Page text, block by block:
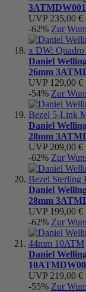
3ATM
UVP 235,00 €
-62% Zur
Daniel
26mm 3ATM
UVP 129,00 €
-54% Zur
Daniel
28mm 3ATM
UVP 209,00 €
-62% Zur
Daniel
28mm 3ATM
UVP 199,00 €
-62% Zur
Daniel
10ATM
UVP 219,00 €
-55% Zur